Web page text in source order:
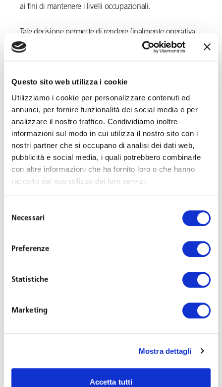
Questo sito web utilizza i cookie
Utilizziamo i cookie per personalizzare contenuti ed
annunci, per fornire funzionalità dei social media e per
analizzare il nostro traffico. Condividiamo inoltre
informazioni sul modo in cui utilizza il nostro sito con i
nostri partner che si occupano di analisi dei dati web,
pubblicità e social media, i quali potrebbero combinarle
con altre informazioni che ha fornito loro o che hanno
raccolto dal suo utilizzo dei loro servizi.
delNecessari
Preferenze
Statistiche
Marketing
Mostra dettagli
Accetta tutti
ai fini di mantenere i livelli occupazionali.
Tale decisione permette di rendere finalmente operativa
la misura di aiuto tanto attesa. Sulla scorta di tale
decisione INPS ha quindi emanato lo scorso 13 novembre
dell’esonero previsto dall’art 3 del DL 104/2020.
Come precisato dal messaggio INPS, i datori di lavoro
interessati, prima di procedere ad utilizzare l’esonero,
dovranno richiedere l’attribuzione di un apposito codice
di autorizzazione “2Q” all’Istituto indicando:
le ore di integrazione salariale fruite dai lavoratori
la retribuzione globale che sarebbe spettata ai
la contribuzione piena, a carico del datore di
lavoro, calcolata sulla retribuzione di cui al punto
l’importo dell’esonero.
Risultadi particolare interesse la precisazione fatta
secondo cui “ai fini del calcolo dell’effettivo ammontare
dell’esonero, si precisa che lo stesso è pari al doppio delle